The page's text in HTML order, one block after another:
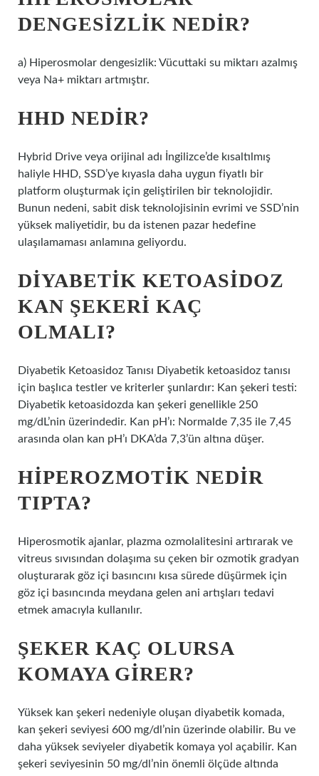
DENGESIZLIK NEDIR?
a) Hiperosmolar dengesizlik: Vücuttaki su miktarı azalmış
veya Na+ miktarı artmıştır.
HHD NEDIR?
Hybrid Drive veya orijinal adı İngilizce’de kısaltılmış
haliyle HHD, SSD’ye kıyasla daha uygun fiyatlı bir
platform oluşturmak için geliştirilen bir teknolojidir.
Bunun nedeni, sabit disk teknolojisinin evrimi ve SSD’nin
yüksek maliyetidir, bu da istenen pazar hedefine
ulaşılamaması anlamına geliyordu.
DIYABETIK KETOASIDOZ
KAN ŞEKERI KAÇ
OLMALI?
Diyabetik Ketoasidoz Tanısı Diyabetik ketoasidoz tanısı
için başlıca testler ve kriterler şunlardır: Kan şekeri testi:
Diyabetik ketoasidozda kan şekeri genellikle 250
mg/dL’nin üzerindedir. Kan pH’ı: Normalde 7,35 ile 7,45
arasında olan kan pH’ı DKA’da 7,3’ün altına düşer.
HIPEROZMOTIK NEDIR
TIPTA?
Hiperosmotik ajanlar, plazma ozmolalitesini artırarak ve
vitreus sıvısından dolaşıma su çeken bir ozmotik gradyan
oluşturarak göz içi basıncını kısa sürede düşürmek için
göz içi basıncında meydana gelen ani artışları tedavi
etmek amacıyla kullanılır.
ŞEKER KAÇ OLURSA
KOMAYA GIRER?
Yüksek kan şekeri nedeniyle oluşan diyabetik komada,
kan şekeri seviyesi 600 mg/dl’nin üzerinde olabilir. Bu ve
daha yüksek seviyeler diyabetik komaya yol açabilir. Kan
şekeri seviyesinin 50 mg/dl’nin önemli ölçüde altında